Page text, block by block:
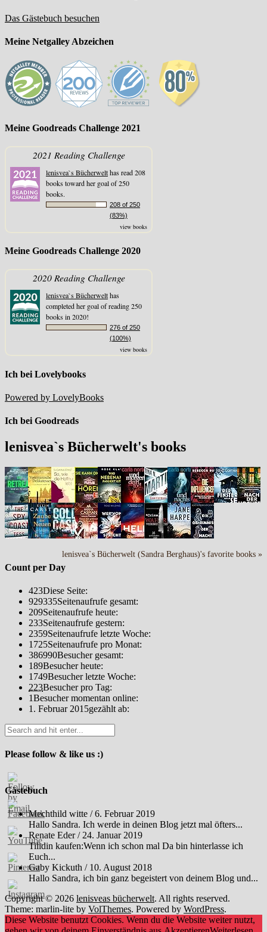
Das Gästebuch besuchen
Meine Netgalley Abzeichen
Meine Goodreads Challenge 2021
2021 Reading Challenge
lenisvea`s Bücherwelthas read 208
books toward her goal of 250
books.
208 of 250
(83%)
view books
Meine Goodreads Challenge 2020
2020 Reading Challenge
lenisvea`s Bücherwelthas
completed her goal of reading 250
books in 2020!
276 of 250
(100%)
view books
Ich bei Lovelybooks
Powered by LovelyBooks
Ich bei Goodreads
lenisvea`s Bücherwelt's books
lenisvea`s Bücherwelt (Sandra Berghaus)'s favorite books »
Count per Day
423Diese Seite:
929335Seitenaufrufe gesamt:
209Seitenaufrufe heute:
233Seitenaufrufe gestern:
2359Seitenaufrufe letzte Woche:
1725Seitenaufrufe pro Monat:
386990Besucher gesamt:
189Besucher heute:
1749Besucher letzte Woche:
223Besucher pro Tag:
1Besucher momentan online:
1. Februar 2015gezählt ab:
Please follow & like us :)
Gästebuch
Mechthild witte /6. Februar 2019
Hallo Sandra. Ich werde in deinen Blog jetzt mal öfters...
Renate Eder/ 24. Januar 2019
Tilidin kaufen:Wenn ich schon mal Da bin hinterlasse ich
Euch...
Gaby Kickuth / 10. August 2018
Hallo Sandra, ich bin ganz begeistert von deinem Blog und...
Copyright © 2026 lenisveas bücherwelt. All rights reserved.
Theme: marlin-lite by VolThemes. Powered by WordPress.
Diese Website benutzt Cookies. Wenn du die Website weiter nutzt,